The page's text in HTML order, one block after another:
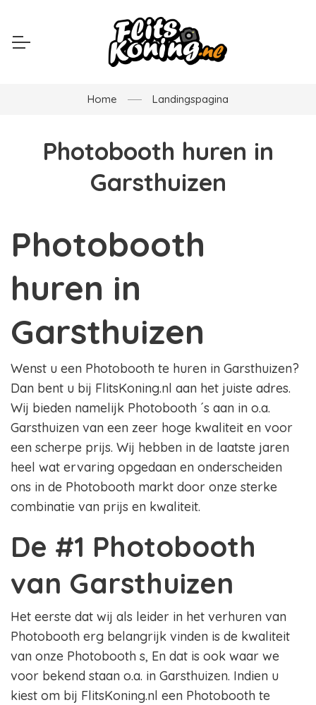
Home Landingspagina
Photobooth huren in
Garsthuizen
Photobooth
huren in
Garsthuizen
Wenst u een Photobooth te huren in Garsthuizen?
Dan bent u bij FlitsKoning.nl aan het juiste adres.
Wij bieden namelijk Photobooth ´s aan in o.a.
Garsthuizen van een zeer hoge kwaliteit en voor
een scherpe prijs. Wij hebben in de laatste jaren
heel wat ervaring opgedaan en onderscheiden
ons in de Photobooth markt door onze sterke
combinatie van prijs en kwaliteit.
De #1 Photobooth
van Garsthuizen
Het eerste dat wij als leider in het verhuren van
Photobooth erg belangrijk vinden is de kwaliteit
van onze Photobooth s, En dat is ook waar we
voor bekend staan o.a. in Garsthuizen. Indien u
kiest om bij FlitsKoning.nl een Photobooth te